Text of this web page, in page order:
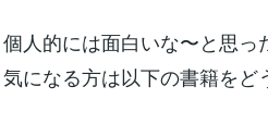
個人的には面白いな〜と思っ
気になる方は以下の書籍をど